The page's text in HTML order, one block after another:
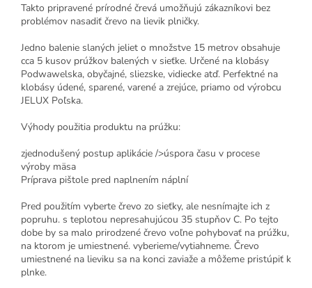
Takto pripravené prírodné črevá umožňujú zákazníkovi bez
problémov nasadiť črevo na lievik plničky.
Jedno balenie slaných jeliet o množstve 15 metrov obsahuje
cca 5 kusov prúžkov balených v sieťke. Určené na klobásy
Podwawelska, obyčajné, sliezske, vidiecke atď. Perfektné na
klobásy údené, sparené, varené a zrejúce, priamo od výrobcu
JELUX Poľska.
Výhody použitia produktu na prúžku:
zjednodušený postup aplikácie />úspora času v procese
výroby mäsa
Príprava pištole pred naplnením náplní
Pred použitím vyberte črevo zo sieťky, ale nesnímajte ich z
popruhu. s teplotou nepresahujúcou 35 stupňov C. Po tejto
dobe by sa malo prirodzené črevo voľne pohybovať na prúžku,
na ktorom je umiestnené. vyberieme/vytiahneme. Črevo
umiestnené na lieviku sa na konci zaviaže a môžeme pristúpiť k
plnke.